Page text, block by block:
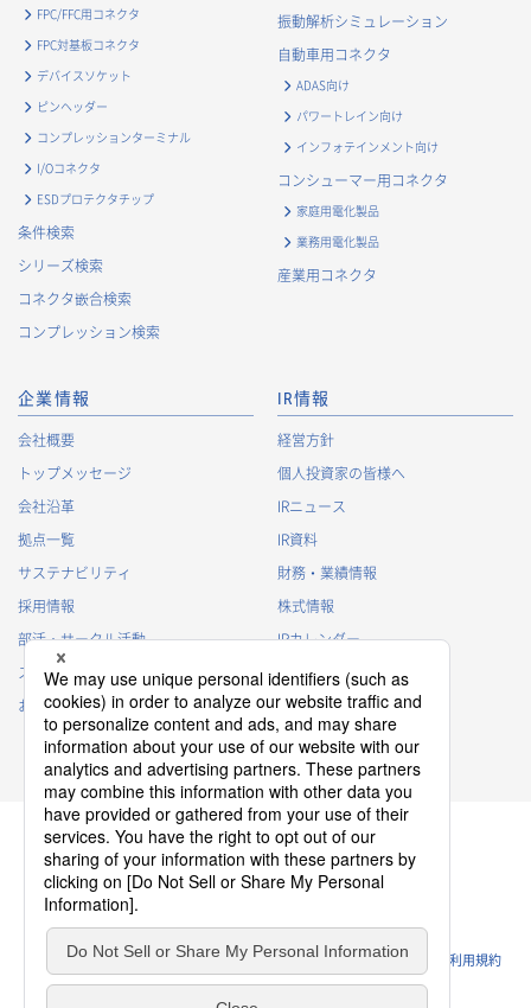
FPC/FFC用コネクタ
FPC対基板コネクタ
デバイスソケット
ピンヘッダー
コンプレッションターミナル
I/Oコネクタ
ESDプロテクタチップ
条件検索
シリーズ検索
コネクタ嵌合検索
コンプレッション検索
振動解析シミュレーション
自動車用コネクタ
ADAS向け
パワートレイン向け
インフォテインメント向け
コンシューマー用コネクタ
家庭用電化製品
業務用電化製品
産業用コネクタ
企業情報
会社概要
トップメッセージ
会社沿革
拠点一覧
サステナビリティ
採用情報
部活・サークル活動
スポンサー活動
お問い合わせ
IR情報
経営方針
個人投資家の皆様へ
IRニュース
IR資料
財務・業績情報
株式情報
IRカレンダー
IRに関するよくあるご質問
IRポリシー
免責事項
プライバシーポリシー
クッキーポリシー
ソーシャルメディアポリシー
ウェブサイトのご利用条件 利用規約